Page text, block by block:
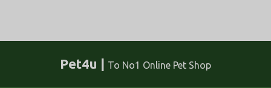
Pet4u | Το No1 Online Pet Shop